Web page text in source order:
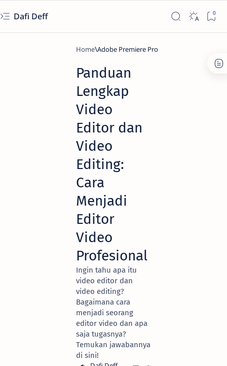
Dafi Deff
Home Adobe Premiere Pro
Panduan
Lengkap
Video
Editor dan
Video
Editing:
Cara
Menjadi
Editor
Video
Profesional
Ingin tahu apa itu
video editor dan
video editing?
Bagaimana cara
menjadi seorang
editor video dan apa
saja tugasnya?
Temukan jawabannya
di sini!